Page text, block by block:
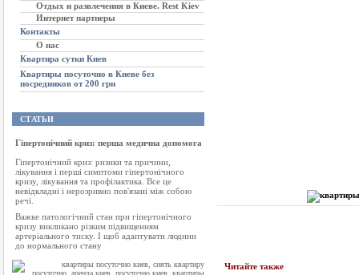
Отдых и развлечения в Киеве. Rest Kiev
Интернет партнеры
Контакты
О нас
Квартира сутки Киев
Квартиры посуточно в Киеве без
посредников от 200 грн
СТАТЬИ
Гіпертонічний криз: перша медична допомога
Гіпертонічний криз: ризики та причини,
лікування і перші симптоми гіпертонічного
кризу, лікування та профілактика. Все це
невідкладні і нерозривно пов'язані між собою
речі.
Важке патологічний стан при гіпертонічного
кризу викликано різким підвищенням
артеріального тиску. І щоб адаптувати людини
до нормального стану
Читайте также